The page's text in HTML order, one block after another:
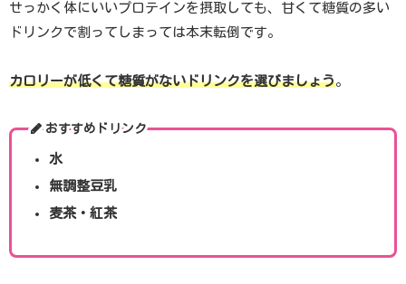
せっかく体にいいプロテインを摂取しても、甘くて糖質の多い
ドリンクで割ってしまっては本末転倒です。
カロリーが低くて糖質がないドリンクを選びましょう。
おすすめドリンク
水
無調整豆乳
麦茶・紅茶